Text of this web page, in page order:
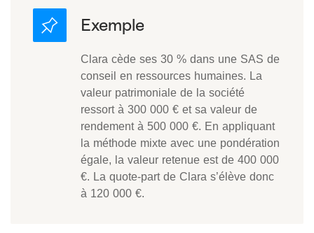
Clara cède ses 30 % dans une SAS de
conseil en ressources humaines. La
valeur patrimoniale de la société
ressort à 300 000 € et sa valeur de
rendement à 500 000 €. En appliquant
la méthode mixte avec une pondération
égale, la valeur retenue est de 400 000
€. La quote-part de Clara s’élève donc
à 120 000 €.